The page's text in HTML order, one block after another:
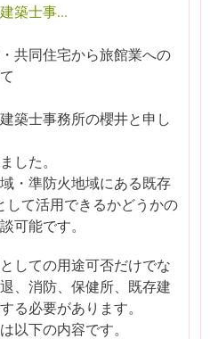
築士事...
共同住宅から旅館業への
築士事務所の櫻井と申し
した。
・準防火地域にある既存
して活用できるかどうかの
可能です。
しての用途可否だけでな
、消防、保健所、既存建
る必要があります。
以下の内容です。